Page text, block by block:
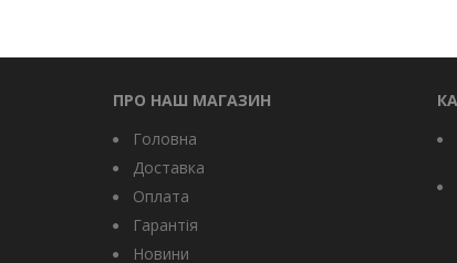
ПРО НАШ МАГАЗИН
Головна
Доставка
Оплата
Гарантія
Новини